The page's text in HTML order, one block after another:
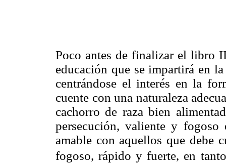
Poco antes de finalizar el libro
educación que se impartirá en
centrándose el interés en la
cuente con una naturaleza
cachorro de raza bien
persecución, valiente y
amable con aquellos que debe
fogoso, rápido y fuerte, en